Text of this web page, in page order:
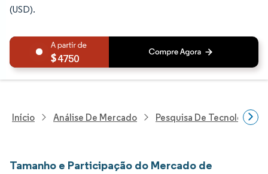
(USD).
4750
Início Análise De Mercado Pesquisa De Tecnologia,
Tamanho e Participação do Mercado de